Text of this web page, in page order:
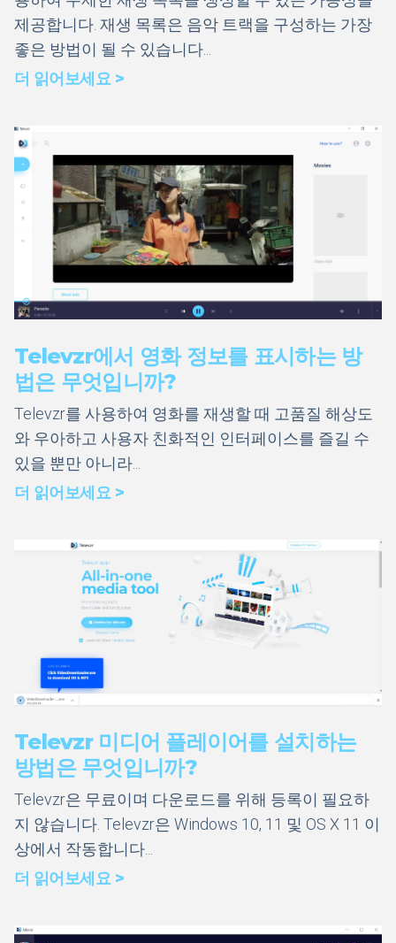
제공합니다. 재생 목록은 음악 트랙을 구성하는 가장
좋은 방법이 될 수 있습니다...
더 읽어보세요 >
Televzr에서 영화 정보를 표시하는 방
법은 무엇입니까?
Televzr를 사용하여 영화를 재생할 때 고품질 해상도
와 우아하고 사용자 친화적인 인터페이스를 즐길 수
있을 뿐만 아니라...
더 읽어보세요 >
Televzr 미디어 플레이어를 설치하는
방법은 무엇입니까?
Televzr은 무료이며 다운로드를 위해 등록이 필요하
지 않습니다. Televzr은 Windows 10, 11 및 OS X 11 이
상에서 작동합니다...
더 읽어보세요 >